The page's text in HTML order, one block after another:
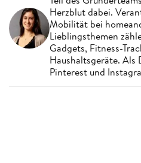
Herzblut dabei.
Mobilität bei
Lieblingsthemen
Gadgets, Fitness-
Haushaltsgeräte.
Pinterest und